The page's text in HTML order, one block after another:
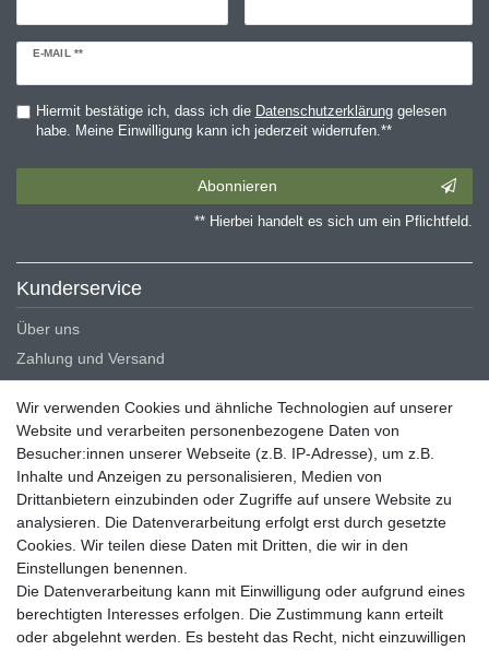
E-MAIL **
Newsletter
Hiermit bestätige ich, dass ich die Daten­schutz­erklärunggelesen
habe. Meine Einwilligung kann ich jederzeit widerrufen.**
Abonnieren
** Hierbei handelt es sich um ein Pflichtfeld.
Kunderservice
Über uns
Zahlung und Versand
Erklärung zur Barrierefreiheit
Blog
Rechtliche Angaben
Widerrufsrecht
Datenschutzerklärung
AGB
Impressum
Vertrag widerrufen
Wir verwenden Cookies und ähnliche Technologien auf unserer
Website und verarbeiten personenbezogene Daten von
Besucher:innen unserer Webseite (z.B. IP-Adresse), um z.B.
Inhalte und Anzeigen zu personalisieren, Medien von
Drittanbietern einzubinden oder Zugriffe auf unsere Website zu
analysieren. Die Datenverarbeitung erfolgt erst durch gesetzte
Cookies. Wir teilen diese Daten mit Dritten, die wir in den
Einstellungen benennen.
Die Datenverarbeitung kann mit Einwilligung oder aufgrund eines
berechtigten Interesses erfolgen. Die Zustimmung kann erteilt
oder abgelehnt werden. Es besteht das Recht, nicht einzuwilligen